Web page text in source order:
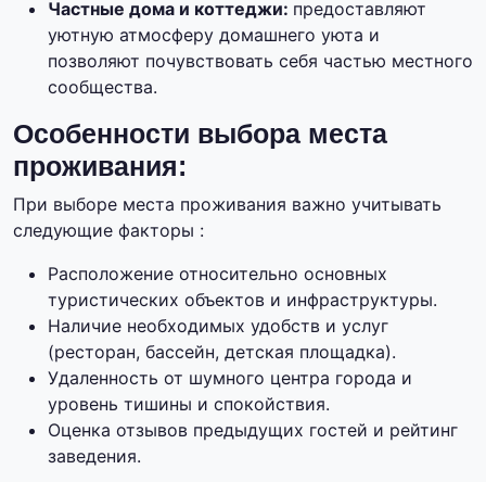
Частные дома и коттеджи: предоставляют
уютную атмосферу домашнего уюта и
позволяют почувствовать себя частью местного
сообщества.
Особенности выбора места
проживания:
При выборе места проживания важно учитывать
следующие факторы :
Расположение относительно основных
туристических объектов и инфраструктуры.
Наличие необходимых удобств и услуг
(ресторан, бассейн, детская площадка).
Удаленность от шумного центра города и
уровень тишины и спокойствия.
Оценка отзывов предыдущих гостей и рейтинг
заведения.